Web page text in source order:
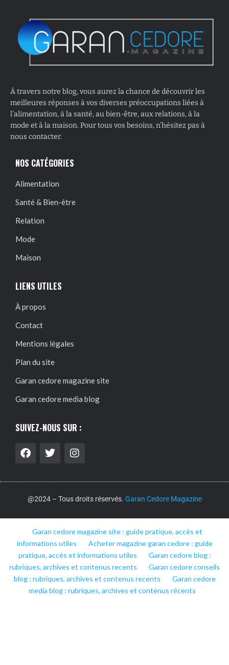
À travers notre blog, vous aurez la chance de découvrir les
meilleures réponses à vos diverses préoccupations liées à
l’alimentation, à la santé, au bien-être, aux relations, à la
mode et à la maison. Pour tous vos besoins, n’hésitez pas à
nous contacter.
NOS CATÉGORIES
Alimentation
Santé & Bien-être
Relation
Mode
Maison
LIENS UTILES
À propos
Contact
Mentions légales
Plan du site
Garan cedore magazine site
Garan cedore media blog
SUIVEZ-NOUS SUR :
@2024 – Tous droits réservés. Garan Cedore Magazine
Garan cedore magazine site : guide pratique, accès et
informations utiles
Acheter magazine garan cedore : guide
pratique, accès et informations utiles
Garan cedore blog :
rubriques, archives et contenus recents
Garan cedore conseils
blog : rubriques, archives et contenus recents
Garan cedore
media blog : rubriques, archives et contenus récents